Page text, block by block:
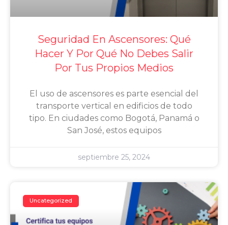
Seguridad En Ascensores: Qué
Hacer Y Por Qué No Debes Salir
Por Tus Propios Medios
El uso de ascensores es parte esencial del
transporte vertical en edificios de todo
tipo. En ciudades como Bogotá, Panamá o
San José, estos equipos
septiembre 25, 2024
Uncategorized